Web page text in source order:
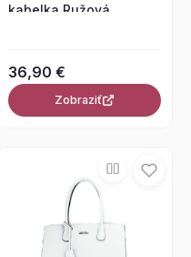
kabelka Ružová
36,90 €
Zobraziť